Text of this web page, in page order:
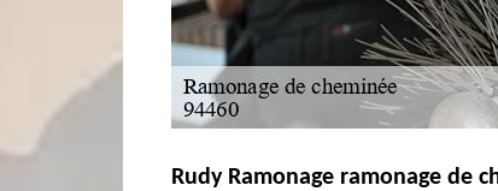
Rudy Ramonage ramonage de